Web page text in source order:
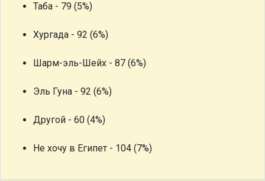
Таба - 79 (5%)
Хургада - 92 (6%)
Шарм-эль-Шейх - 87 (6%)
Эль Гуна - 92 (6%)
Другой - 60 (4%)
Не хочу в Египет - 104 (7%)